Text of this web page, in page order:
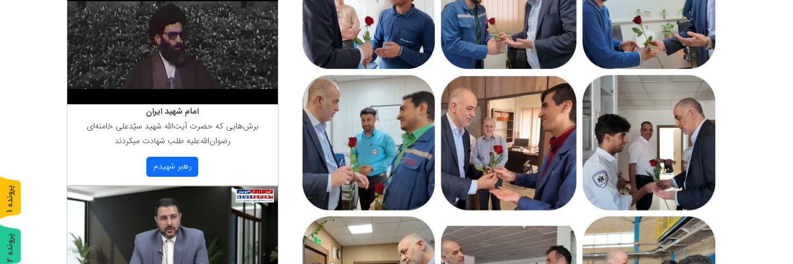
امام شهید ایران
برش‌هایی كه حضرت آیت‌الله شهید سیّدعلی خامنه‌ای
رضوان‌الله‌علیه طلب شهادت میكردند
رهبر شهیدم
پ
ر
و
ن
د
ه
1
پ
ر
و
ن
د
ه
2